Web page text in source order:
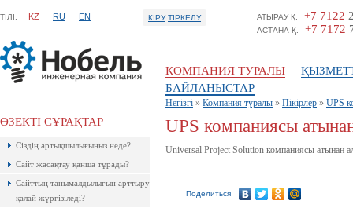
ТIЛI: KZ RU EN КІРУ ТІРКЕЛУ АТЫРАУ Қ. +7 7122
АСТАНА Қ. +7 7172
КОМПАНИЯ ТУРАЛЫ
БАЙЛАНЫСТАР
ӨЗЕКТІ СҰРАҚТАР
Сіздің артықшылығыңыз неде?
Сайт жасақтау қанша тұрады?
Сайттың танымалдылығын арттыру
қалай жүргізіледі?
керемет хостингі. Жылдармен
ұнайтыны анық, қазір байқап көр!
Негізгі » Компания туралы » Пікірлер » UPS
UPS компаниясы
Universal Project Solution компаниясы атынан
Поделиться